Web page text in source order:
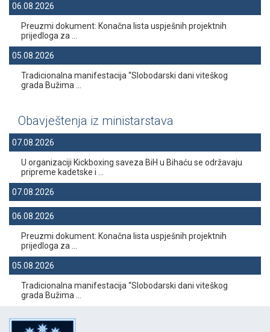
06.08.2026
Preuzmi dokument: Konačna lista uspješnih projektnih
prijedloga za ...
05.08.2026
Tradicionalna manifestacija “Slobodarski dani viteškog
grada Bužima ...
Obavještenja iz ministarstava
07.08.2026
U organizaciji Kickboxing saveza BiH u Bihaću se održavaju
pripreme kadetske i ...
07.08.2026
06.08.2026
Preuzmi dokument: Konačna lista uspješnih projektnih
prijedloga za ...
05.08.2026
Tradicionalna manifestacija “Slobodarski dani viteškog
grada Bužima ...